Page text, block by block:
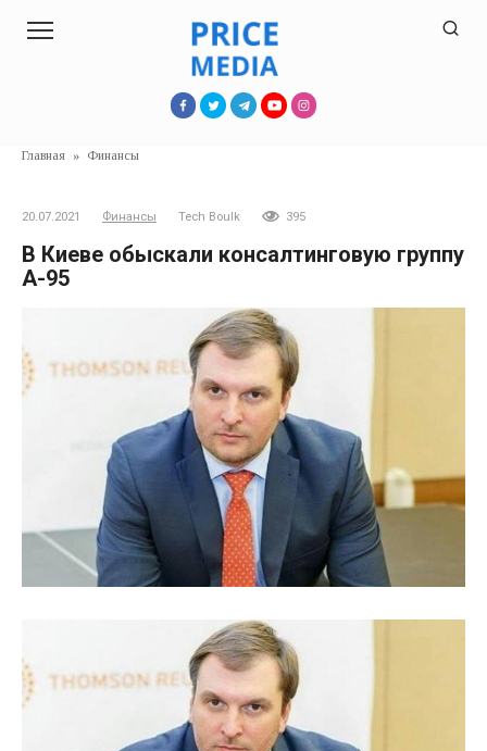
Главная » Финансы
20.07.2021 Финансы Tech Boulk 395
В Киеве обыскали консалтинговую группу
А-95